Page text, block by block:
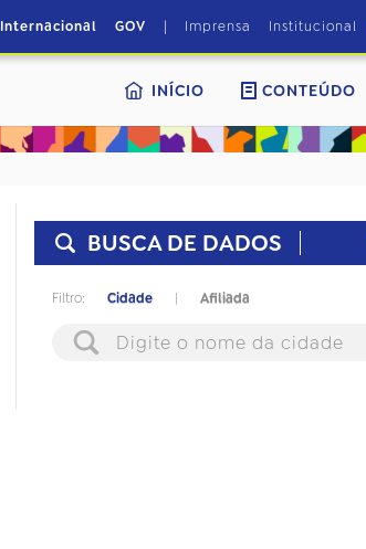
Internacional GOV | Imprensa Institucional
INÍCIO CONTEÚDO
BUSCA DE DADOS
Filtro: Cidade | Afiliada